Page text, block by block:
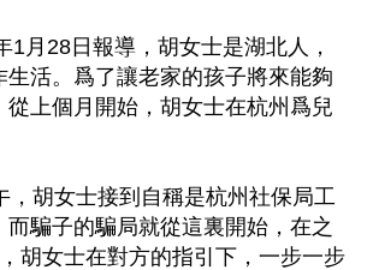
1月28日報導，胡女士是湖北人，
生活。爲了讓老家的孩子將來能夠
從上個月開始，胡女士在杭州爲兒
，胡女士接到自稱是杭州社保局工
騙子的騙局就從這裏開始，在之
胡女士在對方的指引下，一步一步